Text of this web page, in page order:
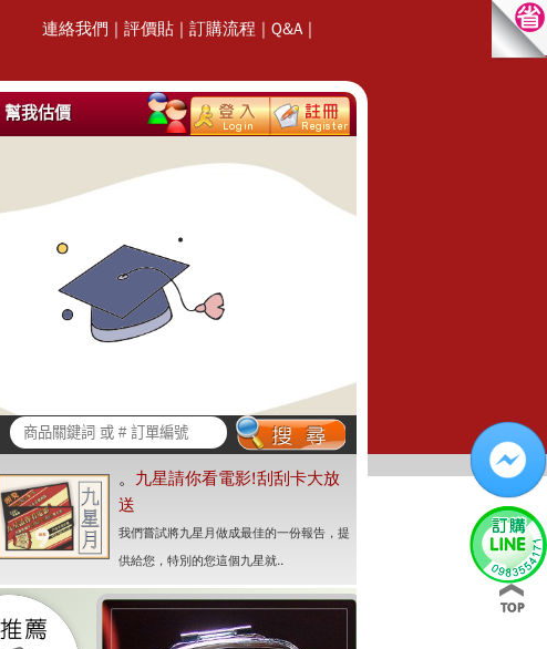
連絡我們 | 評價貼 | 訂購流程 | Q&A|
幫我估價
。 九星請你看電影!刮刮卡大放
送
我們嘗試將九星月做成最佳的一份報告，提
供給您，特別的您這個九星就..